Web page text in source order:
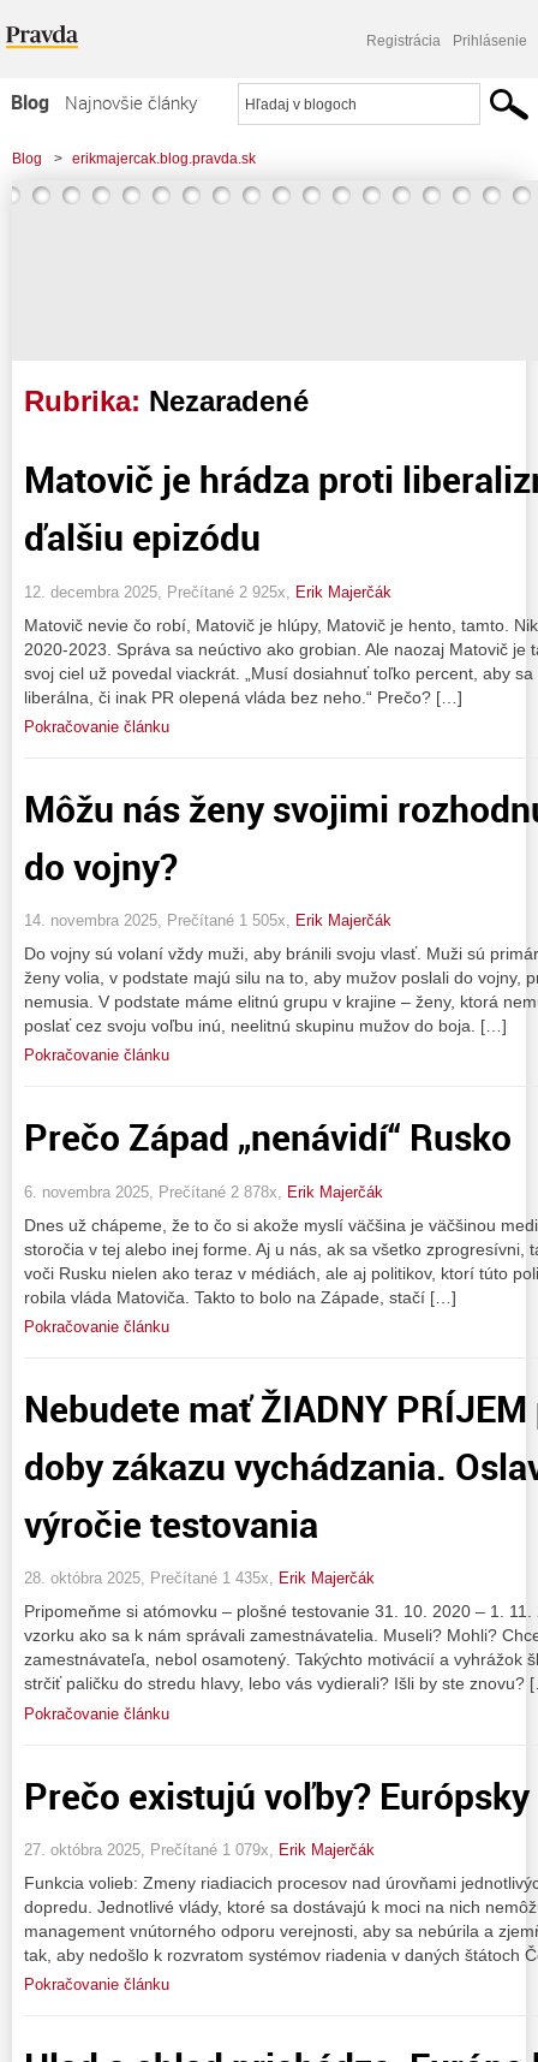
Registrácia Prihlásenie
Blog
Najnovšie články
Najčítanejšie články
Najkomentovanejšie články
Blog > erikmajercak.blog.pravda.sk
Rubrika: Nezaradené
Matovič je hrádza proti
ďalšiu epizódu
12. decembra 2025, Prečítané 2 925x, Erik Majerčák
Matovič nevie čo robí, Matovič je hlúpy, Matovič je hento, tamto.
2020-2023. Správa sa neúctivo ako grobian. Ale naozaj Matovič je
svoj ciel už povedal viackrát. „Musí dosiahnuť toľko percent, aby
liberálna, či inak PR olepená vláda bez neho.“ Prečo? […]
Pokračovanie článku
Môžu nás ženy svojimi
do vojny?
14. novembra 2025, Prečítané 1 505x, Erik Majerčák
Do vojny sú volaní vždy muži, aby bránili svoju vlasť. Muži sú
ženy volia, v podstate majú silu na to, aby mužov poslali do vojny,
nemusia. V podstate máme elitnú grupu v krajine – ženy, ktorá
poslať cez svoju voľbu inú, neelitnú skupinu mužov do boja. […]
Pokračovanie článku
Prečo Západ „nenávidí“ Rusko
6. novembra 2025, Prečítané 2 878x, Erik Majerčák
Dnes už chápeme, že to čo si akože myslí väčšina je väčšinou
storočia v tej alebo inej forme. Aj u nás, ak sa všetko zprogresívni,
voči Rusku nielen ako teraz v médiách, ale aj politikov, ktorí túto
robila vláda Matoviča. Takto to bolo na Západe, stačí […]
Pokračovanie článku
Nebudete mať ŽIADNY
doby zákazu vychádzania.
výročie testovania
28. októbra 2025, Prečítané 1 435x, Erik Majerčák
Pripomeňme si atómovku – plošné testovanie 31. 10. 2020 – 1.
vzorku ako sa k nám správali zamestnávatelia. Museli? Mohli?
zamestnávateľa, nebol osamotený. Takýchto motivácií a vyhrážok
strčiť paličku do stredu hlavy, lebo vás vydierali? Išli by ste znovu?
Pokračovanie článku
Prečo existujú voľby?
27. októbra 2025, Prečítané 1 079x, Erik Majerčák
Funkcia volieb: Zmeny riadiacich procesov nad úrovňami
dopredu. Jednotlivé vlády, ktoré sa dostávajú k moci na nich
management vnútorného odporu verejnosti, aby sa nebúrila a
tak, aby nedošlo k rozvratom systémov riadenia v daných štátoch
Pokračovanie článku